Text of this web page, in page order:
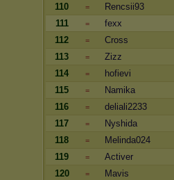
110
=
Rencsii93
111
=
fexx
112
=
Cross
113
=
Zizz
114
=
hofievi
115
=
Namika
116
=
deliali2233
117
=
Nyshida
118
=
Melinda024
119
=
Activer
120
=
Mavis